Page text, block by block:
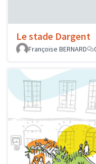
Le stade Dargent
Françoise BERNARD